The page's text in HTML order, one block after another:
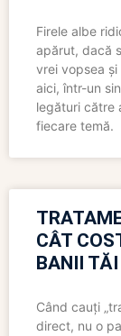
Firele albe
apărut, dacă
vrei vopsea
aici, într-un
legături către
fiecare temă.
CÂT
BANII TĂI
Când cauți
direct, nu o